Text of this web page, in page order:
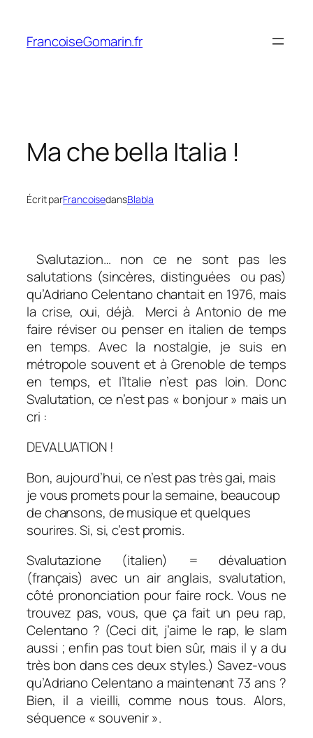
contenu
FrancoiseGomarin.fr
Ma che bella Italia !
Écrit parFrancoisedansBlabla
Svalutazion… non ce ne sont pas les
salutations (sincères, distinguées ou pas)
qu’Adriano Celentano chantait en 1976, mais
la crise, oui, déjà. Merci à Antonio de me
faire réviser ou penser en italien de temps
en temps. Avec la nostalgie, je suis en
métropole souvent et à Grenoble de temps
en temps, et l’Italie n’est pas loin. Donc
Svalutation, ce n’est pas « bonjour » mais un
cri :
DEVALUATION !
Bon, aujourd’hui, ce n’est pas très gai, mais
je vous promets pour la semaine, beaucoup
de chansons, de musique et quelques
sourires. Si, si, c’est promis.
Svalutazione (italien) = dévaluation
(français) avec un air anglais, svalutation,
côté prononciation pour faire rock. Vous ne
trouvez pas, vous, que ça fait un peu rap,
Celentano ? (Ceci dit, j’aime le rap, le slam
aussi ; enfin pas tout bien sûr, mais il y a du
très bon dans ces deux styles.) Savez-vous
qu’Adriano Celentano a maintenant 73 ans ?
Bien, il a vieilli, comme nous tous. Alors,
séquence « souvenir ».